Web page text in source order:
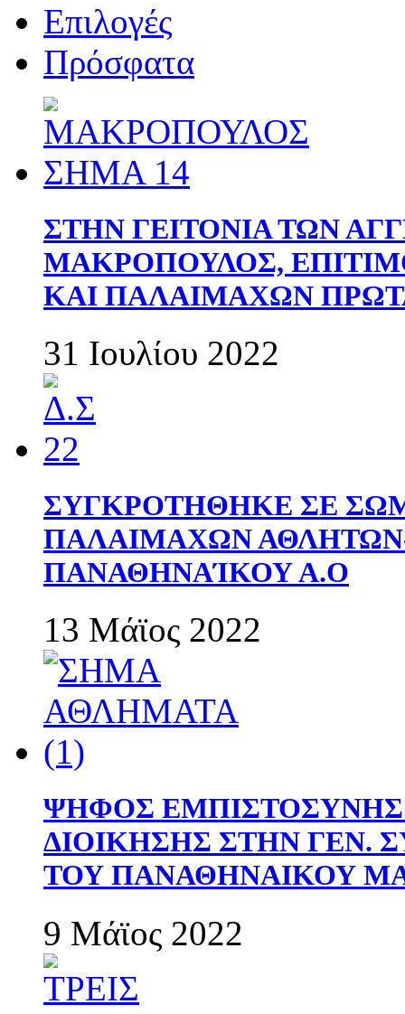
Επιλογές
Πρόσφατα
ΣΤΗΝ ΓΕΙΤΟΝΙΑ ΤΩΝ
ΜΑΚΡΟΠΟΥΛΟΣ,
ΚΑΙ ΠΑΛΑΙΜΑΧΩΝ
31 Ιουλίου 2022
ΣΥΓΚΡΟΤΗΘΗΚΕ ΣΕ
ΠΑΛΑΙΜΑΧΩΝ
ΠΑΝΑΘΗΝΑΊΚΟΥ Α.Ο
13 Μάϊος 2022
ΨΗΦΟΣ
ΔΙΟΙΚΗΣΗΣ ΣΤΗΝ ΓΕΝ.
ΤΟΥ ΠΑΝΑΘΗΝΑΙΚΟΥ
9 Μάϊος 2022